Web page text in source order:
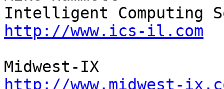
http://www.ics-il.com
http://www.midwest-